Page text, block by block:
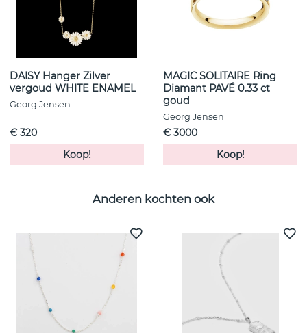
DAISY Hanger Zilver
vergoud WHITE ENAMEL
Georg Jensen
€ 320
Koop!
MAGIC SOLITAIRE Ring
Diamant PAVÉ 0.33 ct
goud
Georg Jensen
€ 3000
Koop!
Anderen kochten ook